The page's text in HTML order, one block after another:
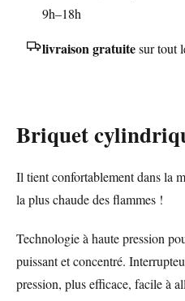
9h–18h
livraison gratuitesur tout
Briquet
Il tient confortablement dans la
la plus chaude des flammes !
Technologie à haute pression
puissant et concentré.
pression, plus efficace, facile à